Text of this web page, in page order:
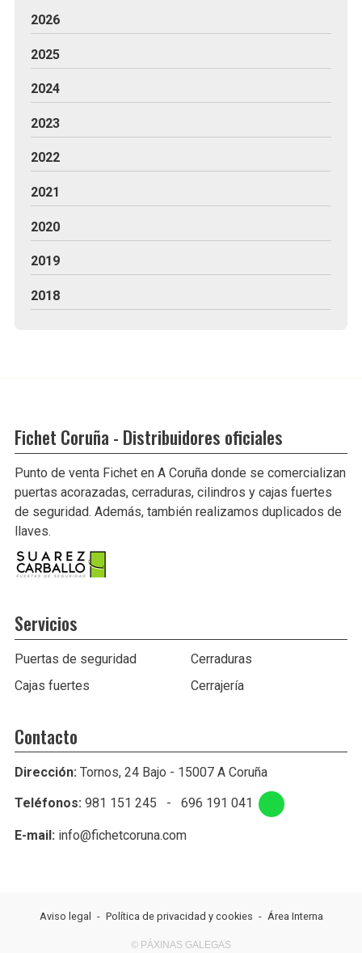
2026
2025
2024
2023
2022
2021
2020
2019
2018
Fichet Coruña - Distribuidores oficiales
Punto de venta Fichet en A Coruña donde se comercializan
puertas acorazadas, cerraduras, cilindros y cajas fuertes
de seguridad. Además, también realizamos duplicados de
llaves.
Servicios
Puertas de seguridad
Cerraduras
Cajas fuertes
Cerrajería
Contacto
Dirección: Tornos, 24 Bajo - 15007 A Coruña
Teléfonos: 981 151 245 - 696 191 041
E-mail: info@fichetcoruna.com
Aviso legal - Política de privacidad y cookies - Área Interna
© PÁXINAS GALEGAS